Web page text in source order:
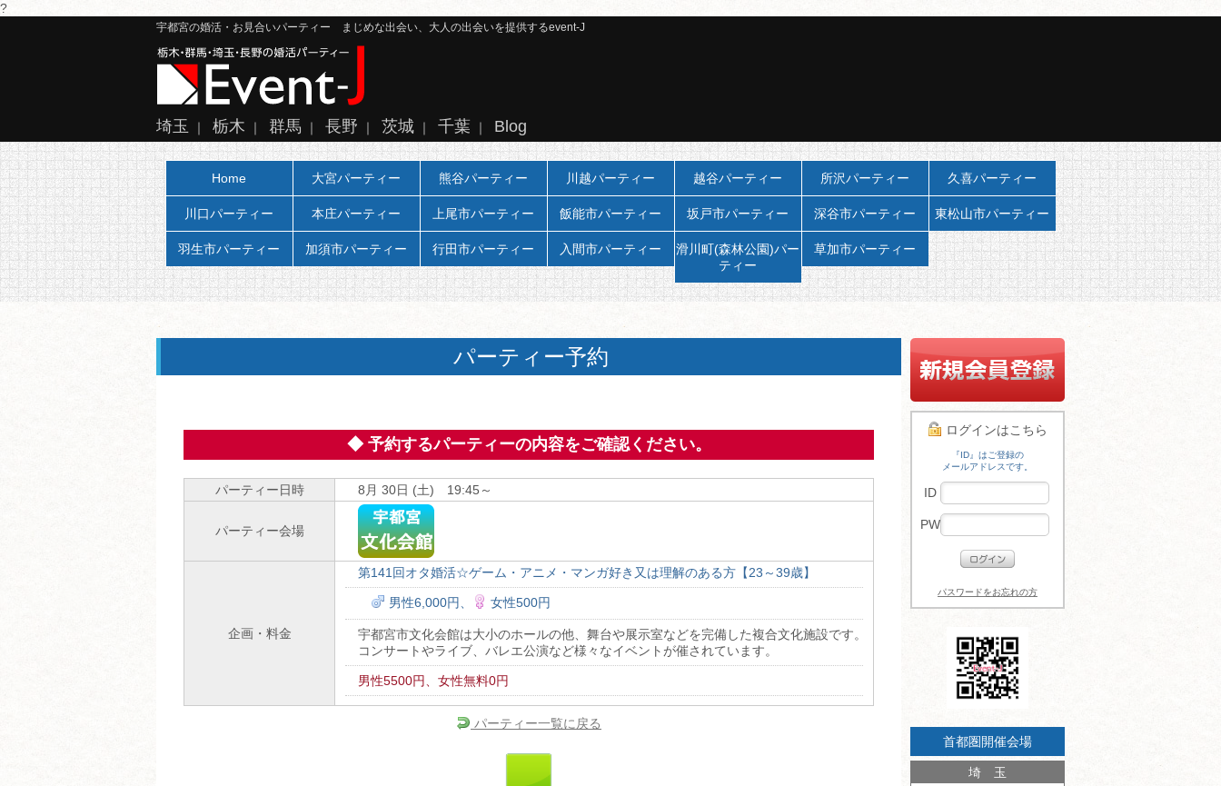
?
宇都宮の婚活・お見合いパーティー まじめな出会い、大人の出会いを提供するevent-J
埼玉 ｜ 栃木 ｜ 群馬 ｜ 長野 ｜ 茨城 ｜ 千葉 ｜ Blog
Home 大宮パーティー 熊谷パーティー 川越パーティー 越谷パーティー 所沢パーティー 久喜パーティー
川口パーティー 本庄パーティー 上尾市パーティー 飯能市パーティー 坂戸市パーティー 深谷市パーティー 東松山市パーティー
羽生市パーティー 加須市パーティー 行田市パーティー 入間市パーティー
滑川町(森林公園)パー
ティー
草加市パーティー
パーティー予約
◆ 予約するパーティーの内容をご確認ください。
パーティー日時 8月 30日 (土) 19:45～
パーティー会場
企画・料金
第141回オタ婚活☆ゲーム・アニメ・マンガ好き又は理解のある方【23～39歳】
男性6,000円、 女性500円
宇都宮市文化会館は大小のホールの他、舞台や展示室などを完備した複合文化施設です。
コンサートやライブ、バレエ公演など様々なイベントが催されています。
男性5500円、女性無料0円
パーティー一覧に戻る
ログインはこちら
『ID』はご登録の
メールアドレスです。
ID
PW
パスワードをお忘れの方
首都圏開催会場
埼 玉